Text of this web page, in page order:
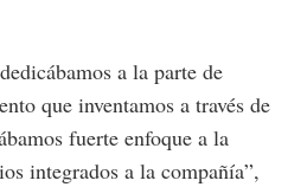
a la parte de
que inventamos a través de
fuerte enfoque a la
integrados a la compañía”,